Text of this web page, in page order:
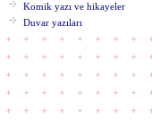
Komik yazı ve hikayeler
Duvar yazıları